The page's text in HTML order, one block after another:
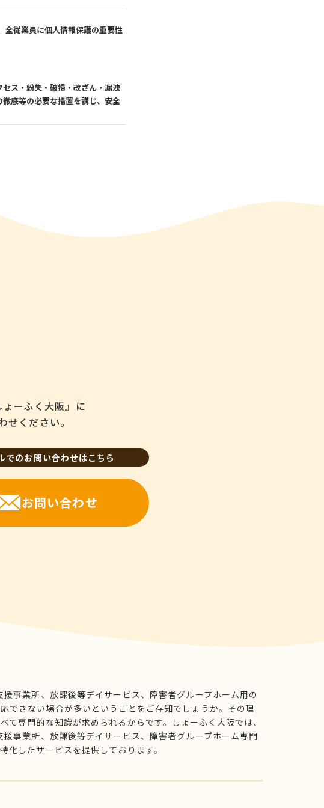
全従業員に個人情報保護の重要性
ス・紛失・破損・改ざん・漏洩
底等の必要な措置を講じ、安全
る場合を除き、個人情報を第三
を行なうために当社が業務を委託
人であることを確認の上、対応
ともに、本ポリシーの内容を適
ーふく大阪』に
ください。
でのお問い合わせはこちら
お問い合わせ
事業所、放課後等デイサービス、障害者グループホーム用の
できない場合が多いということをご存知でしょうか。その理
て専門的な知識が求められるからです。しょーふく大阪では、
事業所、放課後等デイサービス、障害者グループホーム専門
化したサービスを提供しております。